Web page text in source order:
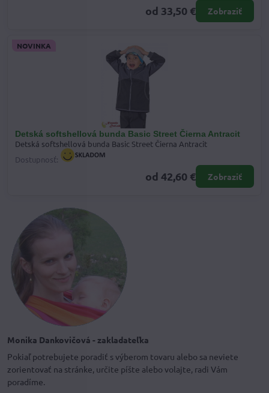
od 33,50 € Zobraziť
Detská softshellová bunda Basic Street Čierna Antracit
NOVINKA
Detská softshellová bunda Basic Street Čierna Antracit
Dostupnosť:
od 42,60 € Zobraziť
Monika Dankovičová - zakladateľka
Pokiaľ potrebujete poradiť s výberom tovaru alebo sa neviete
zorientovať na stránke, určite píšte alebo volajte, radi Vám
poradíme.